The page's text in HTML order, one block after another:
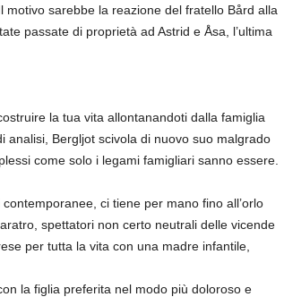
sarebbe la reazione del fratello Bård alla
passate di proprietà ad Astrid e Åsa, l’ultima
la tua vita allontanandoti dalla famiglia
analisi, Bergljot scivola di nuovo suo malgrado
come solo i legami famigliari sanno essere.
ci tiene per mano fino all’orlo
spettatori non certo neutrali delle vicende
per tutta la vita con una madre infantile,
la figlia preferita nel modo più doloroso e